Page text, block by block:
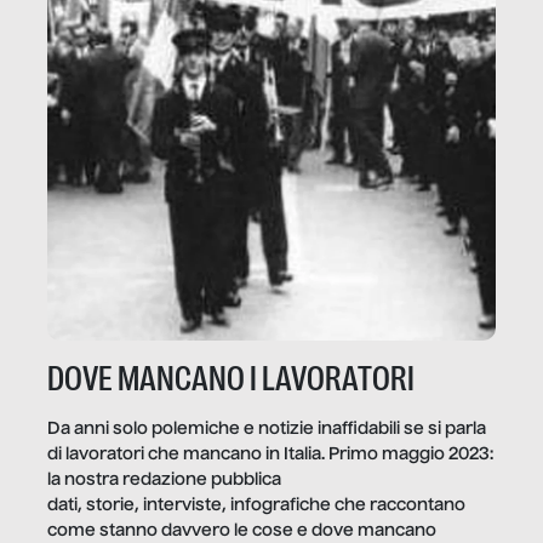
DOVE MANCANO I LAVORATORI
Da anni solo polemiche e notizie inaffidabili se si parla
di lavoratori che mancano in Italia. Primo maggio 2023:
la nostra redazione pubblica
dati, storie, interviste, infografiche che raccontano
come stanno davvero le cose e dove mancano